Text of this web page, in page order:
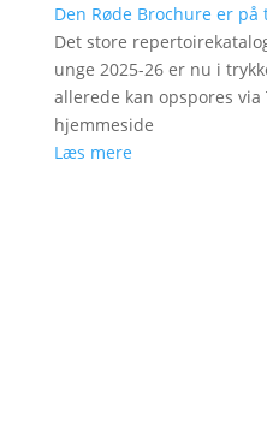
Den Røde Brochure er på
Det store
unge 2025-26 er nu i
allerede kan opspores
hjemmeside
Læs mere